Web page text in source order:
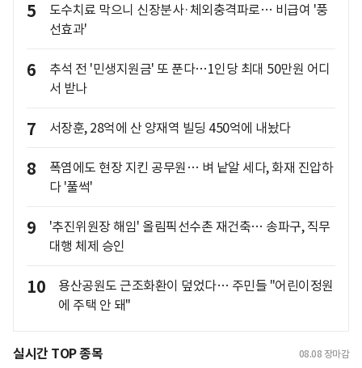
5
도수치료 막으니 신장분사·체외충격파로… 비급여 '풍
선효과'
6
추석 전 '민생지원금' 또 푼다…1인당 최대 50만원 어디
서 받나
7 서장훈, 28억에 산 양재역 빌딩 450억에 내놨다
8
폭염에도 현장 지킨 공무원… 벼 낱알 세다, 화재 진압하
다 '풀썩'
9
'추진위원장 해임' 올림픽선수촌 재건축… 송파구, 직무
대행 체제 승인
10
용산공원도 근조화환이 덮었다… 주민들 "어린이정원
에 주택 안 돼"
실시간 TOP 종목 08.08 장마감